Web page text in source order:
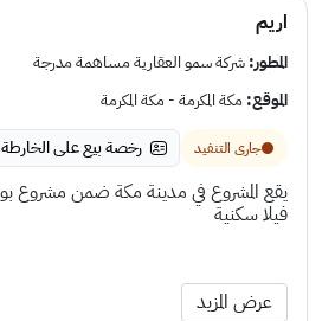
اريم
المطور:شركة سمو العقارية مساهمة مدرجة
الموقع:مكة المكرمة - مكة المكرمة
جارى التنفيد رخصة بيع على الخارطة
فيلا سكنية
عرض المزيد